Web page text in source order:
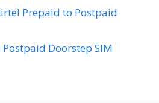
Prepaid to Postpaid
Doorstep SIM